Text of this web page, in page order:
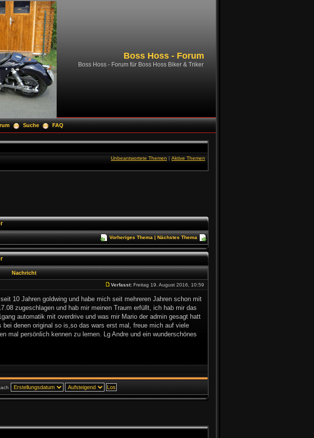
Boss Hoss - Forum
Boss Hoss - Forum für Boss Hoss Biker & Triker
Suche FAQ
Unbeantwortete Themen | Aktive Themen
Vorheriges Thema |Nächstes Thema
Nachricht
Verfasst: Freitag 19. August 2016, 10:59
10 Jahren goldwing und habe mich seit mehreren Jahren schon mit
zugeschlagen und hab mir meinen Traum erfüllt, ich hab mir das
automatik mit overdrive und was mir Mario der admin gesagt hatt
denen original so is,so das wars erst mal, freue mich auf viele
mal persönlich kennen zu lernen. Lg Andre und ein wunderschönes